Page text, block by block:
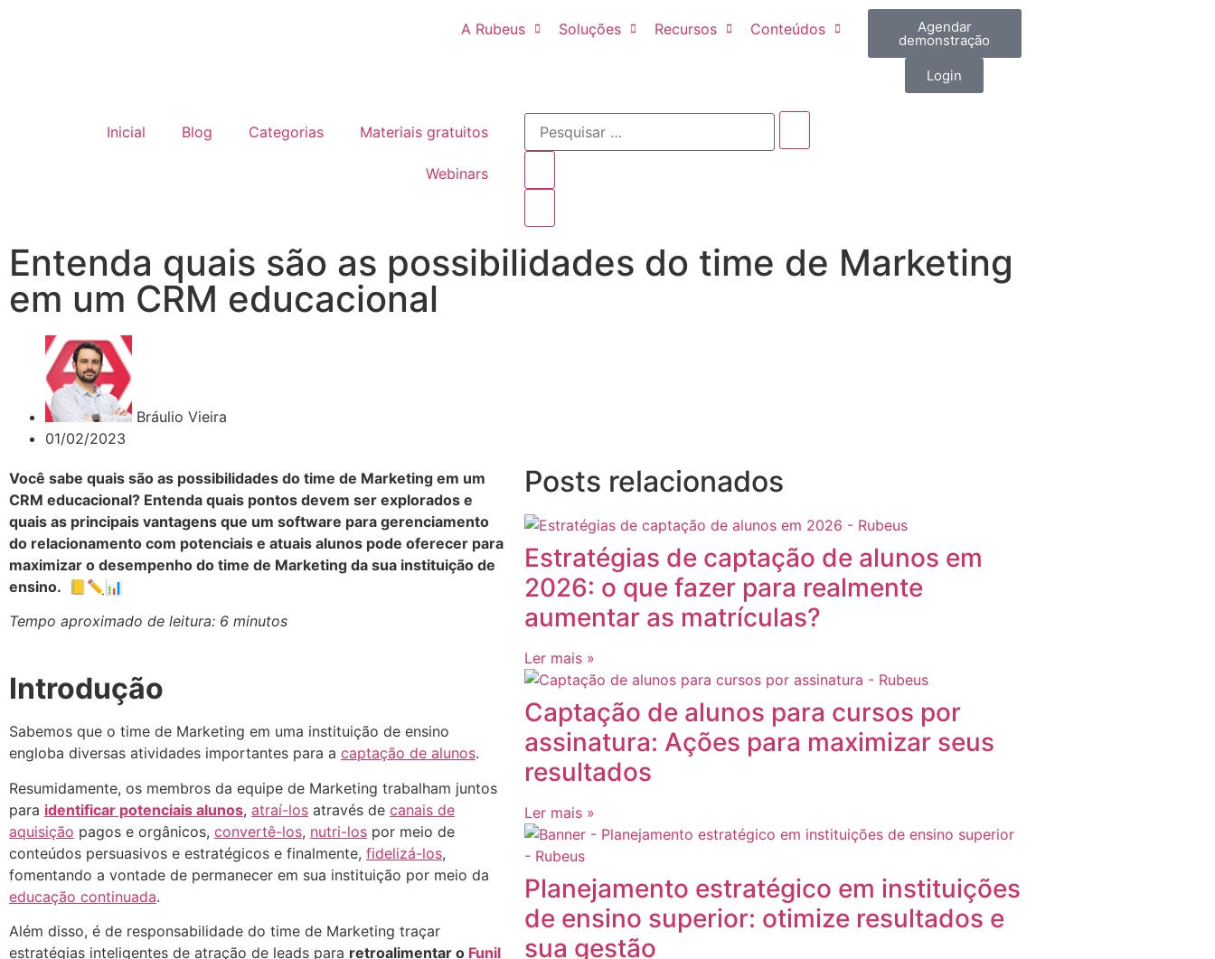
A Rubeus Soluções Recursos Conteúdos Agendar
demonstração
Login
Inicial Blog Categorias Materiais gratuitos
Webinars
Entenda quais são as possibilidades do time de Marketing
em um CRM educacional
Bráulio Vieira
01/02/2023
Você sabe quais são as possibilidades do time de Marketing em um
CRM educacional? Entenda quais pontos devem ser explorados e
quais as principais vantagens que um software para gerenciamento
do relacionamento com potenciais e atuais alunos pode oferecer para
maximizar o desempenho do time de Marketing da sua instituição de
ensino. 📒✏️📊
Tempo aproximado de leitura: 6 minutos
Introdução
Sabemos que o time de Marketing em uma instituição de ensino
engloba diversas atividades importantes para a captação de alunos.
Resumidamente, os membros da equipe de Marketing trabalham juntos
para identificar potenciais alunos, atraí-los através de canais de
aquisição pagos e orgânicos, convertê-los, nutri-los por meio de
conteúdos persuasivos e estratégicos e finalmente, fidelizá-los,
fomentando a vontade de permanecer em sua instituição por meio da
educação continuada.
Além disso, é de responsabilidade do time de Marketing traçar
estratégias inteligentes de atração de leads para retroalimentar o Funil
Posts relacionados
Estratégias de captação de alunos em
2026: o que fazer para realmente
aumentar as matrículas?
Ler mais »
Captação de alunos para cursos por
assinatura: Ações para maximizar seus
resultados
Ler mais »
Planejamento estratégico em instituições
de ensino superior: otimize resultados e
sua gestão